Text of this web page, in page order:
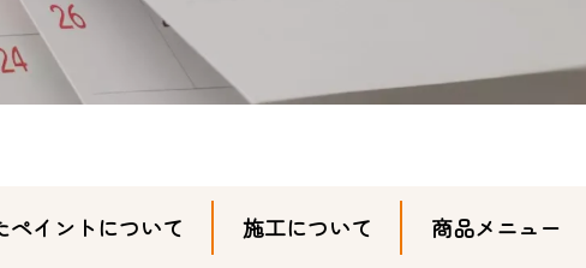
ペイントについて 施工について 商品メニュー